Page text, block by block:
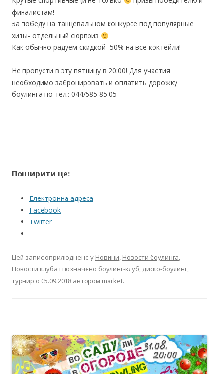
финалистам!
За победу на танцевальном конкурсе под популярные
хиты- отдельный сюрприз
Как обычно радуем скидкой -50% на все коктейли!
Не пропусти в эту пятницу в 20:00! Для участия
необходимо забронировать и оплатить дорожку
боулинга по тел.: 044/585 85 05
Поширити це:
Електронна адреса
Facebook
Twitter
Цей запис оприлюднено у Новини, Новости боулинга,
Новости клуба і позначено боулинг-клуб, диско-боулинг,
турнир о 05.09.2018 автором market.